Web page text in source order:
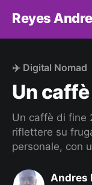
Reyes
✈️ Digital Nomad
Un
Un caffè di fine
riflettere su
personale, con
Andres